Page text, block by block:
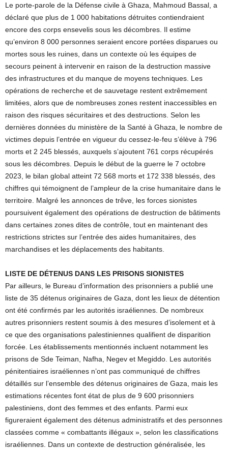
Le porte-parole de la Défense civile à Ghaza, Mahmoud Bassal, a
déclaré que plus de 1 000 habitations détruites contiendraient
encore des corps ensevelis sous les décombres. Il estime
qu’environ 8 000 personnes seraient encore portées disparues ou
mortes sous les ruines, dans un contexte où les équipes de
secours peinent à intervenir en raison de la destruction massive
des infrastructures et du manque de moyens techniques. Les
opérations de recherche et de sauvetage restent extrêmement
limitées, alors que de nombreuses zones restent inaccessibles en
raison des risques sécuritaires et des destructions. Selon les
dernières données du ministère de la Santé à Ghaza, le nombre de
victimes depuis l’entrée en vigueur du cessez-le-feu s’élève à 796
morts et 2 245 blessés, auxquels s’ajoutent 761 corps récupérés
sous les décombres. Depuis le début de la guerre le 7 octobre
2023, le bilan global atteint 72 568 morts et 172 338 blessés, des
chiffres qui témoignent de l’ampleur de la crise humanitaire dans le
territoire. Malgré les annonces de trêve, les forces sionistes
poursuivent également des opérations de destruction de bâtiments
dans certaines zones dites de contrôle, tout en maintenant des
restrictions strictes sur l’entrée des aides humanitaires, des
marchandises et les déplacements des habitants.
LISTE DE DÉTENUS DANS LES PRISONS SIONISTES
Par ailleurs, le Bureau d’information des prisonniers a publié une
liste de 35 détenus originaires de Gaza, dont les lieux de détention
ont été confirmés par les autorités israéliennes. De nombreux
autres prisonniers restent soumis à des mesures d’isolement et à
ce que des organisations palestiniennes qualifient de disparition
forcée. Les établissements mentionnés incluent notamment les
prisons de Sde Teiman, Nafha, Negev et Megiddo. Les autorités
pénitentiaires israéliennes n’ont pas communiqué de chiffres
détaillés sur l’ensemble des détenus originaires de Gaza, mais les
estimations récentes font état de plus de 9 600 prisonniers
palestiniens, dont des femmes et des enfants. Parmi eux
figureraient également des détenus administratifs et des personnes
classées comme « combattants illégaux », selon les classifications
israéliennes. Dans un contexte de destruction généralisée, les